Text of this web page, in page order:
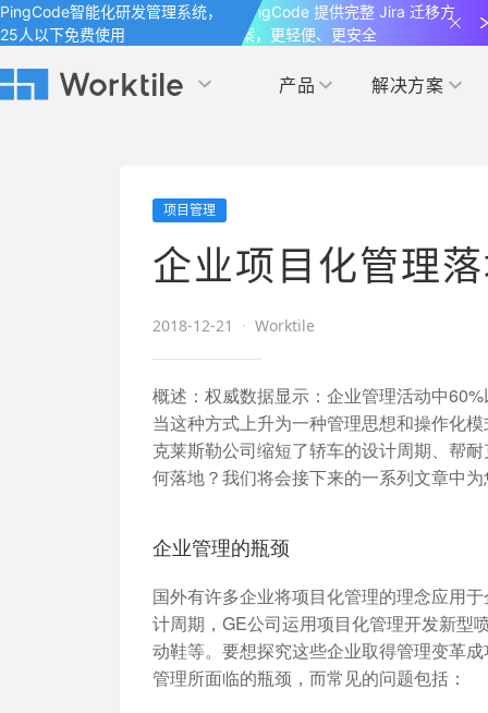
PingCode智能化研发管理系统，
25人以下免费使用
PingCode 提供完整 Jira 迁移方
案，更轻便、更安全
产品
以项目化的方式管理企业任务 国内率先覆盖 OKR
专注于工作场景的即时通讯工具
Worktile 旗下智能化研发管理工具 解决方案
IT研发与运维
Worktile 旗下智能化研发管理工具
全面了解 Worktile 的使用方法和技巧
地 OKR、敏捷研发等先进理念
发现最新的产品
解洞察
生态联盟计划
Worktile 旗下智能化研发管理工具
项目管理
企业项目化管理
2018-12-21 · Worktile
概述：权威数据显示：企业管理活动中
当这种方式上升为一种管理思想和操作化
克莱斯勒公司缩短了轿车的设计周期、帮
何落地？我们将会接下来的一系列文章中
企业管理的瓶颈
国外有许多企业将项目化管理的理念应用
计周期，GE公司运用项目化管理开发新型
动鞋等。要想探究这些企业取得管理变革
管理所面临的瓶颈，而常见的问题包括：